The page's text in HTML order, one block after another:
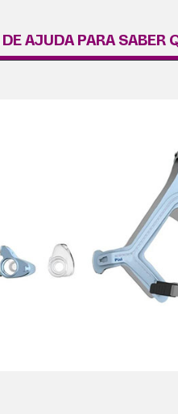
AJUDA PARA SABER